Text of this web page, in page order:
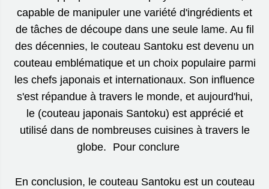
capable de manipuler une variété d'ingrédients et
de tâches de découpe dans une seule lame. Au fil
des décennies, le couteau Santoku est devenu un
couteau emblématique et un choix populaire parmi
les chefs japonais et internationaux. Son influence
s'est répandue à travers le monde, et aujourd'hui,
le (couteau japonais Santoku) est apprécié et
utilisé dans de nombreuses cuisines à travers le
globe. Pour conclure
En conclusion, le couteau Santoku est un couteau